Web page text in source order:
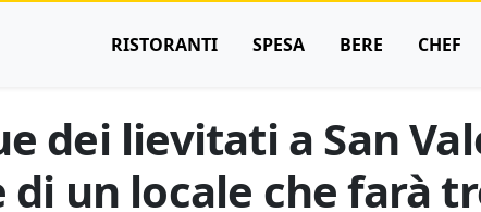
RISTORANTI SPESA BERE CHEF
dei lievitati a San
di un locale che farà